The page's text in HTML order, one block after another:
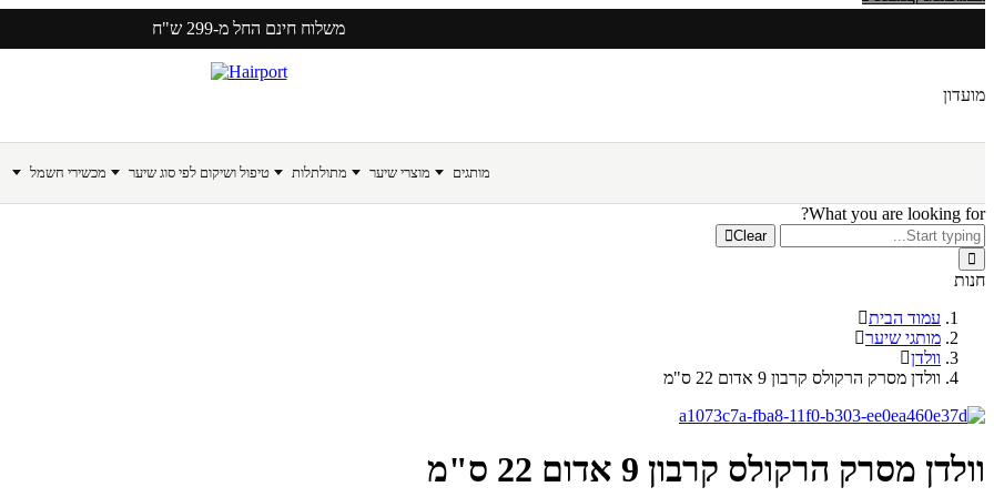
משלוח חינם החל מ-299 ש"ח
מועדון
מותגים מוצרי שיער מתולתלות טיפול ושיקום לפי סוג שיער מכשירי חשמל
What you are looking for?
Clear
חנות
עמוד הבית
מותגי שיער
וולדן
וולדן מסרק הרקולס קרבון 9 אדום 22 ס"מ
וולדן מסרק הרקולס קרבון 9 אדום 22 ס"מ